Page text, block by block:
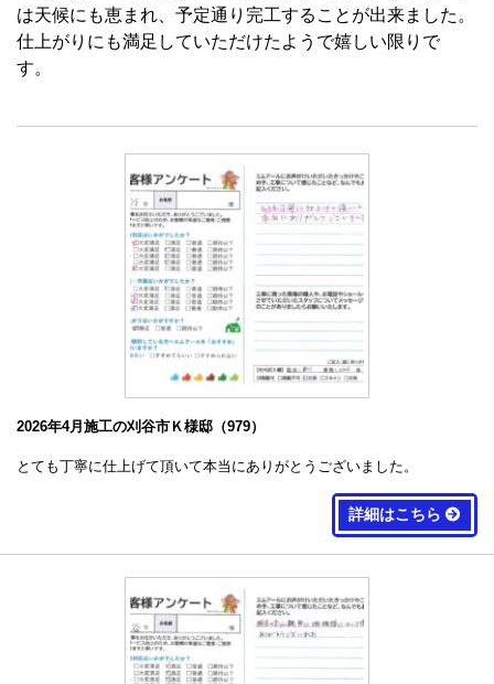
は天候にも恵まれ、予定通り完工することが出来ました。
仕上がりにも満足していただけたようで嬉しい限りで
す。
2026年4月施工の刈谷市Ｋ様邸（979）
とても丁寧に仕上げて頂いて本当にありがとうございました。
詳細はこちら